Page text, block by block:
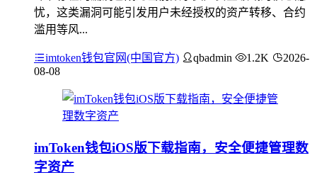
忧，这类漏洞可能引发用户未经授权的资产转移、合约
滥用等风...
imtoken钱包官网(中国官方) qbadmin 1.2K
2026-
08-08
imToken钱包iOS版下载指南，安全便捷管理数
字资产